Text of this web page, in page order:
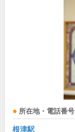
所在地・電話番号
根津駅